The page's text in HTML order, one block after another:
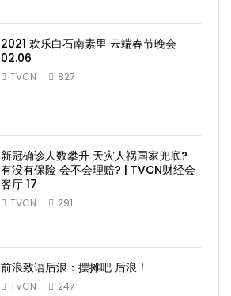
2021 欢乐白石南素里 云端春节晚会
02.06
TVCN 827
新冠确诊人数攀升 天灾人祸国家兜底?
有没有保险 会不会理赔? | TVCN财经会
客厅 17
TVCN 291
前浪致语后浪：摆摊吧 后浪！
TVCN 247